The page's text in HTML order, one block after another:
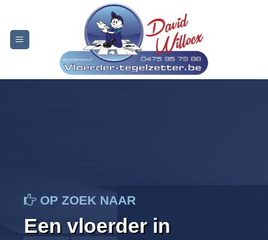
content
OP ZOEK NAAR
Een vloerder in